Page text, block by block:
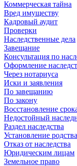
Коммерческая тайна
Вред имуществу
Кадровый аудит
Проверки
Наследственные дела
Завещание
Консультация по
Оформление
Через нотариуса
Иски и заявления
По завещанию
По закону
Восстановление
Недостойный
Раздел наследства
Установление родства
Отказ от наследства
Юридическим лицам
Земельное право